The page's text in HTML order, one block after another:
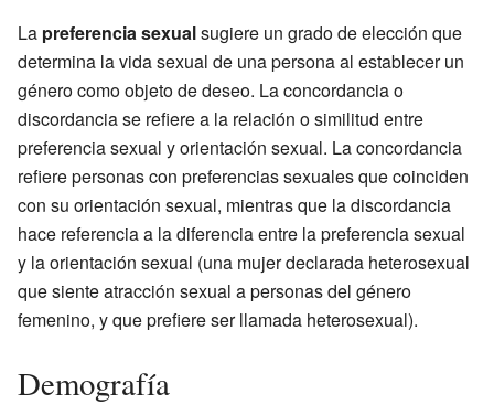
La preferencia sexualsugiere un grado de elección que
determina la vida sexual de una persona al establecer un
género como objeto de deseo. La concordancia o
discordancia se refiere a la relación o similitud entre
preferencia sexual y orientación sexual. La concordancia
refiere personas con preferencias sexuales que coinciden
con su orientación sexual, mientras que la discordancia
hace referencia a la diferencia entre la preferencia sexual
y la orientación sexual (una mujer declarada heterosexual
que siente atracción sexual a personas del género
femenino, y que prefiere ser llamada heterosexual).
Demografía